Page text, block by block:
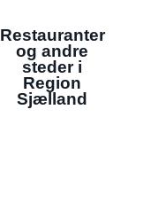
Restauranter
og andre
steder i
Region
Sjælland